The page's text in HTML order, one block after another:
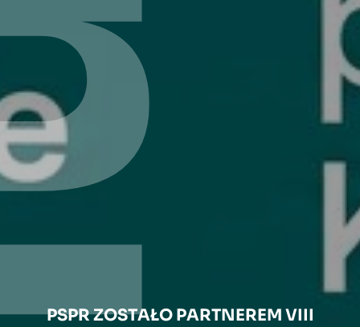
PSPR ZOSTAŁO PARTNEREM VIII